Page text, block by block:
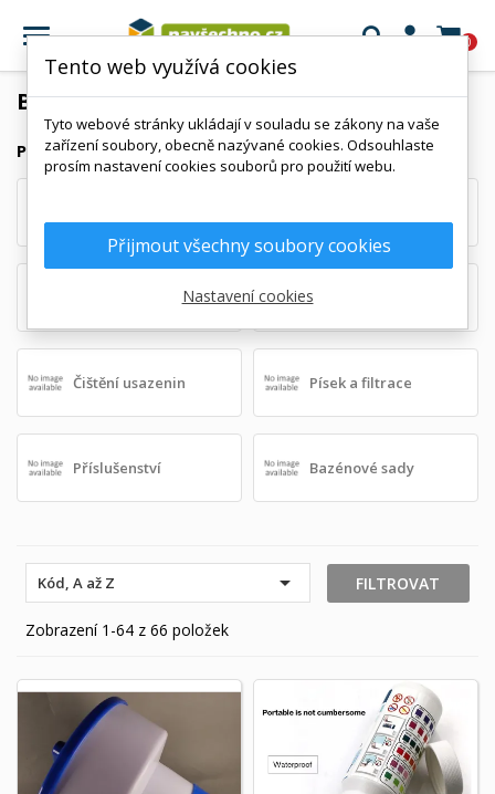
 0
BAZÉNOVÁ CHEMIE
PODKATEGORIE
Vločkovače, flokulanty Sůl do bazénu
Čištění usazenin Písek a filtrace
Příslušenství Bazénové sady
Kód, A až Z  FILTROVAT
Zobrazení 1-64 z 66 položek
Tento web využívá cookies
Tyto webové stránky ukládají v souladu se zákony na vaše
zařízení soubory, obecně nazývané cookies. Odsouhlaste
prosím nastavení cookies souborů pro použití webu.
Přijmout všechny soubory cookies
Nastavení cookies